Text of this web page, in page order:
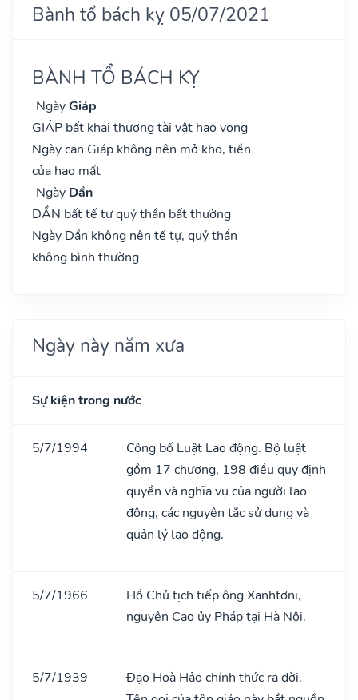
Bành tổ bách kỵ 05/07/2021
BÀNH TỔ BÁCH KỴ
NgàyGiáp
GIÁP bất khai thương tài vật hao vong
Ngày can Giáp không nên mở kho, tiền
của hao mất
Ngày Dần
DẦN bất tế tự quỷ thần bất thường
Ngày Dần không nên tế tự, quỷ thần
không bình thường
Ngày này năm xưa
Sự kiện trong nước
5/7/1994
Công bố Luật Lao động. Bộ luật
gồm 17 chương, 198 điều quy định
quyền và nghĩa vụ của người lao
động, các nguyên tắc sử dụng và
quản lý lao động.
5/7/1966
Hồ Chủ tịch tiếp ông Xanhtơni,
nguyên Cao ủy Pháp tại Hà Nội.
5/7/1939
Đạo Hoà Hảo chính thức ra đời.